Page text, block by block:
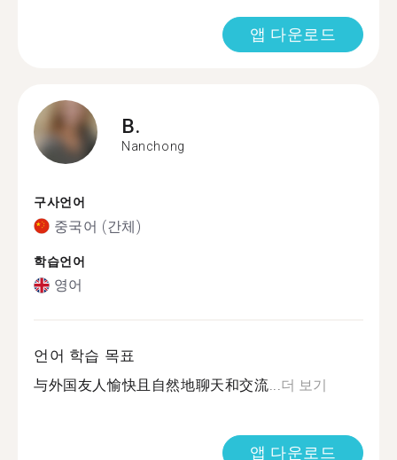
앱 다운로드
B.
Nanchong
구사언어
중국어 (간체)
학습언어
영어
언어 학습 목표
与外国友人愉快且自然地聊天和交流...더 보기
앱 다운로드